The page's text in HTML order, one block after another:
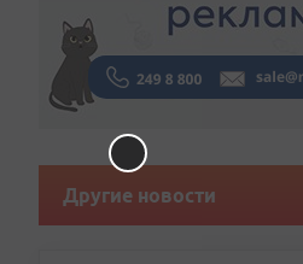
Другие новости